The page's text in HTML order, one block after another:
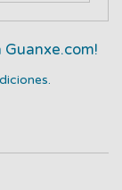
Guanxe.com!